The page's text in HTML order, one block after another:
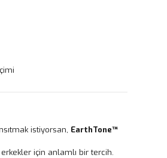
istiyorsan, EarthTone™
için anlamlı bir tercih.